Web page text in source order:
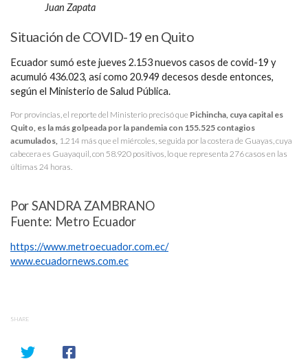
Juan Zapata
Situación de COVID-19 en Quito
Ecuador sumó este jueves 2.153 nuevos casos de covid-19 y
acumuló 436.023, así como 20.949 decesos desde entonces,
según el Ministerio de Salud Pública.
Por provincias, el reporte del Ministerio precisó que Pichincha, cuya capital es
Quito, es la más golpeada por la pandemia con 155.525 contagios
acumulados, 1.214 más que el miércoles, seguida por la costera de Guayas, cuya
cabecera es Guayaquil, con 58.920 positivos, lo que representa 276 casos en las
últimas 24 horas.
Por SANDRA ZAMBRANO
Fuente: Metro Ecuador
https://www.metroecuador.com.ec/
www.ecuadornews.com.ec
SHARE